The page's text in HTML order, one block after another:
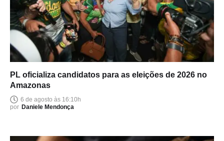
PL oficializa candidatos para as eleições de 2026 no
Amazonas
6 de agosto às 16:10h
por Daniele Mendonça